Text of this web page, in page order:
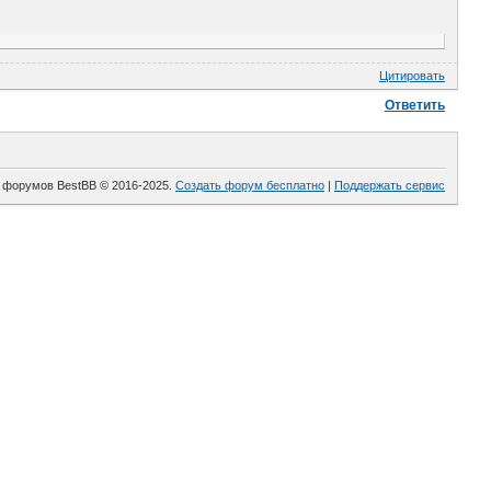
Цитировать
Ответить
BestBB © 2016-2025. Создать форум бесплатно Поддержать сервис